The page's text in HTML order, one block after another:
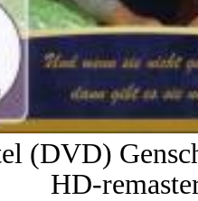
(DVD)
HD-